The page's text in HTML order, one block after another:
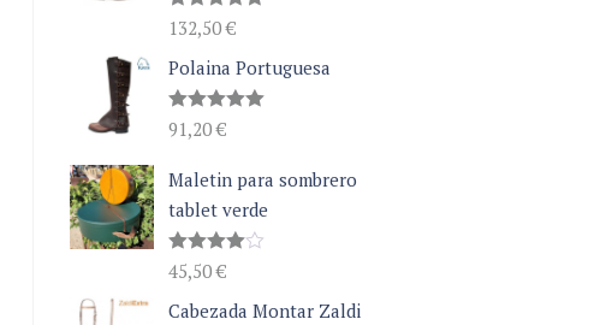
Valorado
con5.00
de 5
132,50€
Polaina Portuguesa
Valorado
con5.00
91,20€
Maletin para sombrero
tablet verde
Valorado
con4.00
de 5
45,50€
Cabezada Montar Zaldi